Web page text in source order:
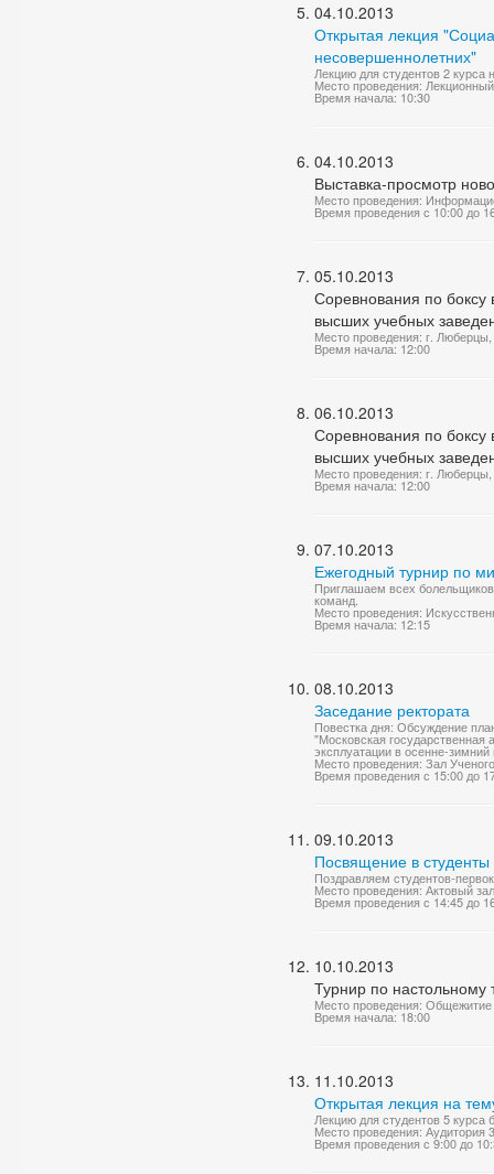
04.10.2013
Открытая лекция
несовершеннолетних"
Лекцию для студентов 2
Место проведения:
Время начала: 10:30
04.10.2013
Выставка-просмотр
Место проведения:
Время проведения с 10:00 до
05.10.2013
Соревнования по
высших учебных
Место проведения: г.
Время начала: 12:00
06.10.2013
Соревнования по
высших учебных
Место проведения: г.
Время начала: 12:00
07.10.2013
Ежегодный турнир по
Приглашаем всех
команд.
Место проведения:
Время начала: 12:15
08.10.2013
Заседание ректората
Повестка дня: Обсуждение
"Московская
эксплуатации в осенне-
Место проведения: Зал
Время проведения с 15:00 до
09.10.2013
Посвящение в студенты
Поздравляем студентов-
Место проведения: Актовый
Время проведения с 14:45 до
10.10.2013
Турнир по
Место проведения:
Время начала: 18:00
11.10.2013
Открытая лекция на
Лекцию для студентов 5
Место проведения: Аудитория
Время проведения с 9:00 до